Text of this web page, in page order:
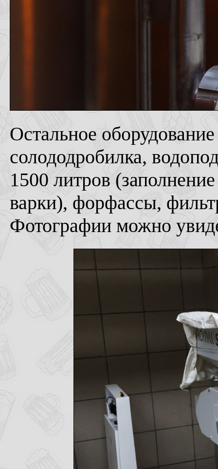
Остальное
солододробилка,
1500 литров
варки), форфассы,
Фотографии можно